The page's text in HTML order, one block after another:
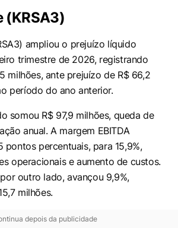
(KRSA3)
ampliou o prejuízo líquido
trimestre de 2026, registrando
milhões, ante prejuízo de R$ 66,2
período do ano anterior.
somou R$ 97,9 milhões, queda de
anual. A margem EBITDA
pontos percentuais, para 15,9%,
operacionais e aumento de custos.
outro lado, avançou 9,9%,
milhões.
depois da publicidade